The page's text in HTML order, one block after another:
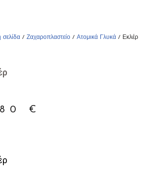
σελίδα /Ζαχαροπλαστείο /Ατομικά Γλυκά / Εκλέρ
€